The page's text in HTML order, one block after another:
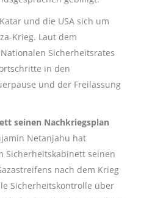
und die USA sich um
Krieg. Laut dem
Sicherheitsrates
in den
und der Freilassung
seinen Nachkriegsplan
Netanjahu hat
Sicherheitskabinett seinen
nach dem Krieg
Sicherheitskontrolle über